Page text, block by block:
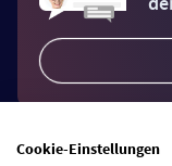
Cookie-Einstellungen